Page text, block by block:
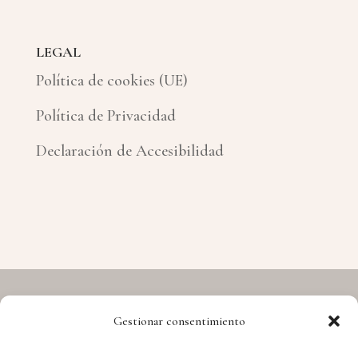
Gestionar consentimiento
LEGAL
Política de cookies (UE)
Política de Privacidad
Declaración de Accesibilidad